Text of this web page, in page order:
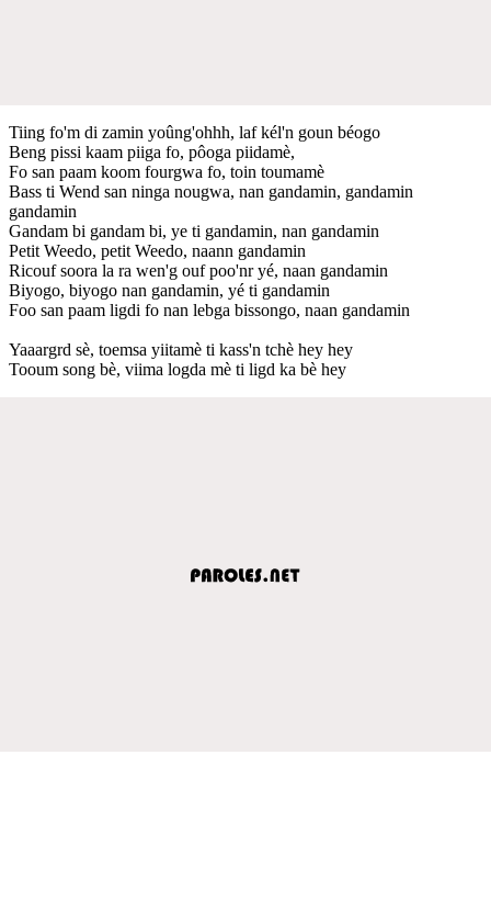
Tiing fo'm di zamin yoûng'ohhh, laf kél'n goun béogo
Beng pissi kaam piiga fo, pôoga piidamè,
Fo san paam koom fourgwa fo, toin toumamè
Bass ti Wend san ninga nougwa, nan gandamin, gandamin
gandamin
Gandam bi gandam bi, ye ti gandamin, nan gandamin
Petit Weedo, petit Weedo, naann gandamin
Ricouf soora la ra wen'g ouf poo'nr yé, naan gandamin
Biyogo, biyogo nan gandamin, yé ti gandamin
Foo san paam ligdi fo nan lebga bissongo, naan gandamin
Yaaargrd sè, toemsa yiitamè ti kass'n tchè hey hey
Tooum song bè, viima logda mè ti ligd ka bè hey